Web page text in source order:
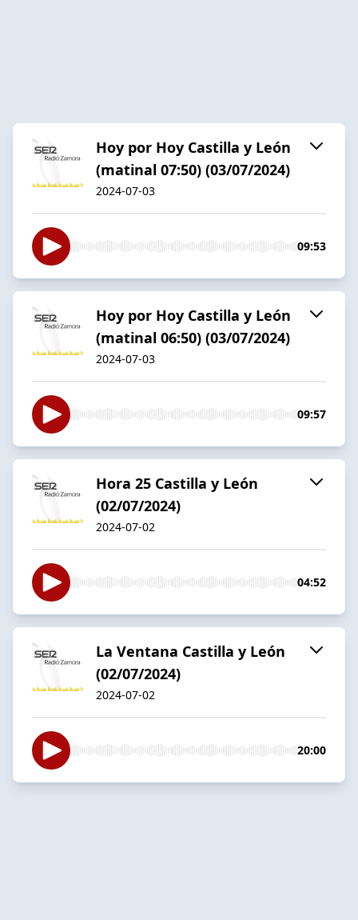
Hoy por Hoy Castilla y León
(matinal 07:50) (03/07/2024)
2024-07-03
09:53
Hoy por Hoy Castilla y León
(matinal 06:50) (03/07/2024)
2024-07-03
09:57
Hora 25 Castilla y León
(02/07/2024)
2024-07-02
04:52
La Ventana Castilla y León
(02/07/2024)
2024-07-02
20:00